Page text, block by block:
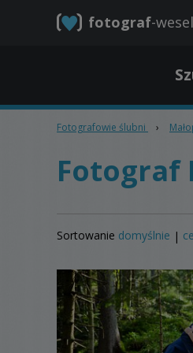
fotograf-
Fotografowie ślubni ›
Fotograf
Sortowanie domyślnie |